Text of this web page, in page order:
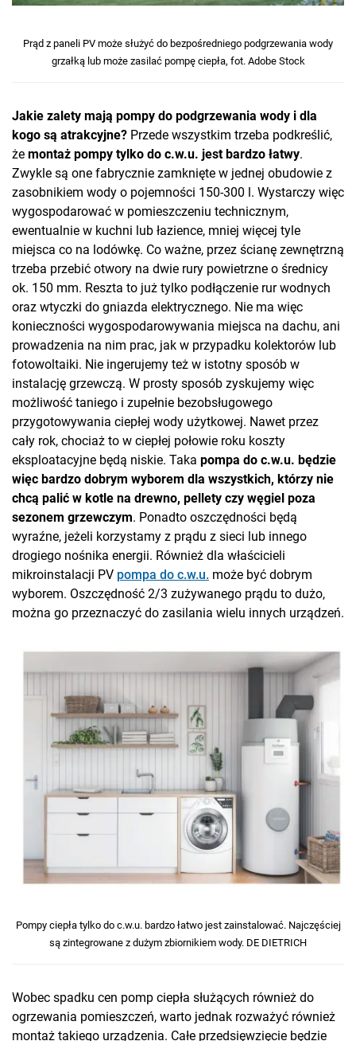
Prąd z paneli PV może służyć do bezpośredniego podgrzewania wody
grzałką lub może zasilać pompę ciepła, fot. Adobe Stock
Jakie zalety mają pompy do podgrzewania wody i dla
kogo są atrakcyjne? Przede wszystkim trzeba podkreślić,
że montaż pompy tylko do c.w.u. jest bardzo łatwy.
Zwykle są one fabrycznie zamknięte w jednej obudowie z
zasobnikiem wody o pojemności 150-300 l. Wystarczy więc
wygospodarować w pomieszczeniu technicznym,
ewentualnie w kuchni lub łazience, mniej więcej tyle
miejsca co na lodówkę. Co ważne, przez ścianę zewnętrzną
trzeba przebić otwory na dwie rury powietrzne o średnicy
ok. 150 mm. Reszta to już tylko podłączenie rur wodnych
oraz wtyczki do gniazda elektrycznego. Nie ma więc
konieczności wygospodarowywania miejsca na dachu, ani
prowadzenia na nim prac, jak w przypadku kolektorów lub
fotowoltaiki. Nie ingerujemy też w istotny sposób w
instalację grzewczą. W prosty sposób zyskujemy więc
możliwość taniego i zupełnie bezobsługowego
przygotowywania ciepłej wody użytkowej. Nawet przez
cały rok, chociaż to w ciepłej połowie roku koszty
eksploatacyjne będą niskie. Taka pompa do c.w.u. będzie
więc bardzo dobrym wyborem dla wszystkich, którzy nie
chcą palić w kotle na drewno, pellety czy węgiel poza
sezonem grzewczym. Ponadto oszczędności będą
wyraźne, jeżeli korzystamy z prądu z sieci lub innego
drogiego nośnika energii. Również dla właścicieli
mikroinstalacji PV pompa do c.w.u. może być dobrym
wyborem. Oszczędność 2/3 zużywanego prądu to dużo,
można go przeznaczyć do zasilania wielu innych urządzeń.
Pompy ciepła tylko do c.w.u. bardzo łatwo jest zainstalować. Najczęściej
są zintegrowane z dużym zbiornikiem wody. DE DIETRICH
Wobec spadku cen pomp ciepła służących również do
ogrzewania pomieszczeń, warto jednak rozważyć również
montaż takiego urządzenia. Całe przedsięwzięcie będzie